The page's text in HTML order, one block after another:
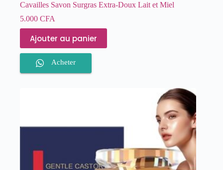
Cavailles Savon Surgras Extra-Doux Lait et Miel
5.000 CFA
Ajouter au panier
Acheter